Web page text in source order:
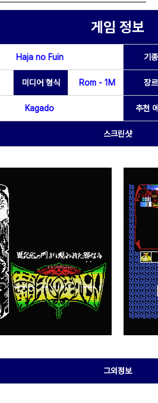
게임 정보
Haja no Fuin 기종
미디어 형식 Rom - 1M 장르
Kagado 추천
스크린샷
그외정보